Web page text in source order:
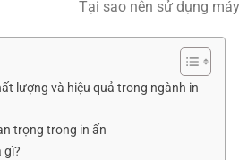
Tại sao nên sử dụng
lượng và hiệu quả trong ngành in
trọng trong in ấn
gì?